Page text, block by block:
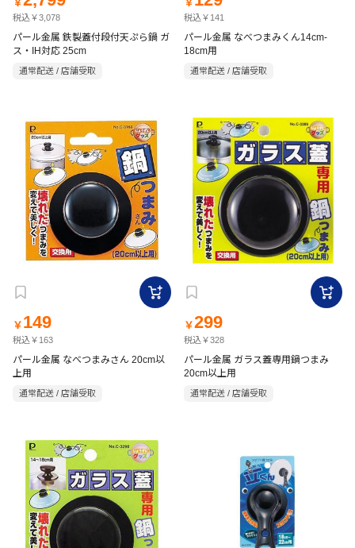
￥
税込￥3,078
パール金属 鉄製蓋付段付天ぷら鍋 ガ
ス・IH対応 25cm
通常配送 / 店舗受取
￥
税込￥141
パール金属 なべつまみくん14cm-
18cm用
通常配送 / 店舗受取
￥ 149
税込￥163
パール金属 なべつまみさん 20cm以
上用
通常配送 / 店舗受取
￥299
税込￥328
パール金属 ガラス蓋専用鍋つまみ
20cm以上用
通常配送 / 店舗受取